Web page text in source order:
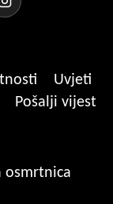
Uvjeti
Pošalji vijest
osmrtnica